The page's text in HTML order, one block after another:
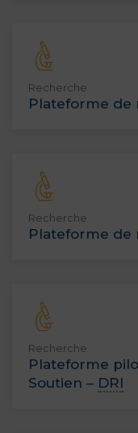
Recherche
Plateforme de
Recherche
Plateforme de
Recherche
Plateforme
Soutien – DRI